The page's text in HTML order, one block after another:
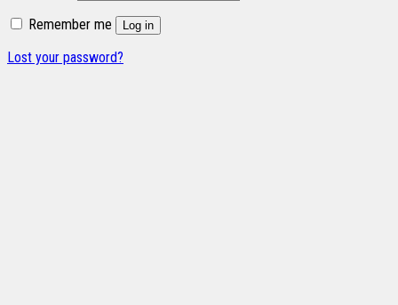
Remember me
Log in
Lost your password?